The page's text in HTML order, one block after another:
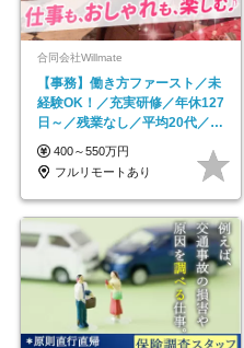
合同会社Willmate
【事務】働き方ファースト／未
経験OK！／充実研修／年休127
日～／残業なし／平均20代／リ
モートOK
400～550万円
フルリモートあり